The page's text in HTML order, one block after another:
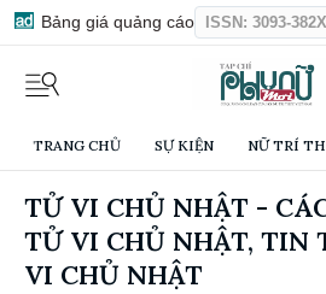
Bảng giá quảng cáo ISSN: 3093-382X
TRANG CHỦ SỰ KIỆN NỮ TRÍ
TỬ VI CHỦ NHẬT -
TỬ VI CHỦ NHẬT, TIN
VI CHỦ NHẬT